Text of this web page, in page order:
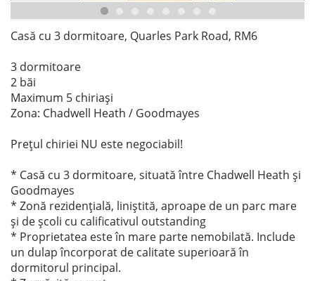
Casă cu 3 dormitoare, Quarles Park Road, RM6
3 dormitoare
2 băi
Maximum 5 chiriași
Zona: Chadwell Heath / Goodmayes
Prețul chiriei NU este negociabil!
* Casă cu 3 dormitoare, situată între Chadwell Heath și
Goodmayes
* Zonă rezidențială, liniștită, aproape de un parc mare
și de școli cu calificativul outstanding
* Proprietatea este în mare parte nemobilată. Include
un dulap încorporat de calitate superioară în
dormitorul principal.